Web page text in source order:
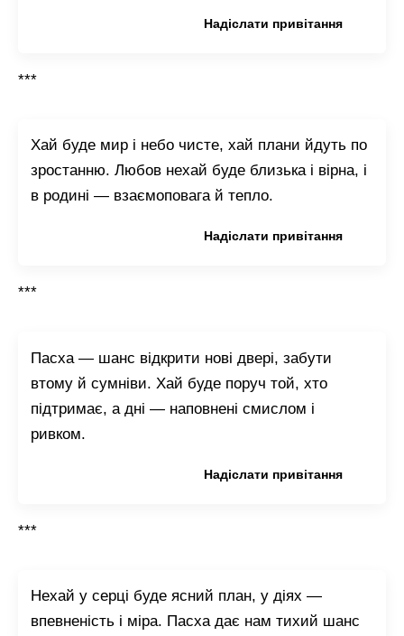
Надіслати привітання
***
Хай буде мир і небо чисте, хай плани йдуть по
зростанню. Любов нехай буде близька і вірна, і
в родині — взаємоповага й тепло.
Надіслати привітання
***
Пасха — шанс відкрити нові двері, забути
втому й сумніви. Хай буде поруч той, хто
підтримає, а дні — наповнені смислом і
ривком.
Надіслати привітання
***
Нехай у серці буде ясний план, у діях —
впевненість і міра. Пасха дає нам тихий шанс